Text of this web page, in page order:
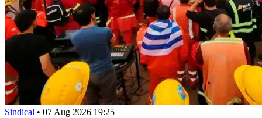
Sindical • 07 Aug 2026 19:25